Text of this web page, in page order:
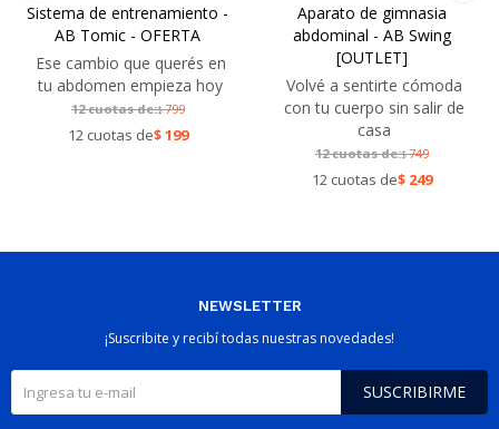
Sistema de entrenamiento -
AB Tomic - OFERTA
Ese cambio que querés en
tu abdomen empieza hoy
12 cuotas de:$799
12 cuotas de$199
Aparato de gimnasia
abdominal - AB Swing
[OUTLET]
Volvé a sentirte cómoda
con tu cuerpo sin salir de
casa
12 cuotas de:$749
12 cuotas de$ 249
NEWSLETTER
¡Suscribite y recibí todas nuestras novedades!
SUSCRIBIRME